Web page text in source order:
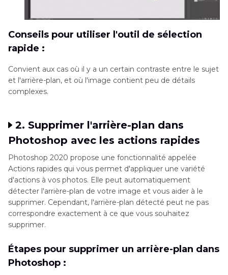
Conseils pour utiliser l'outil de sélection
rapide :
Convient aux cas où il y a un certain contraste entre le sujet
et l'arrière-plan, et où l'image contient peu de détails
complexes.
2. Supprimer l'arrière-plan dans
Photoshop avec les actions rapides
Photoshop 2020 propose une fonctionnalité appelée
Actions rapides qui vous permet d'appliquer une variété
d'actions à vos photos. Elle peut automatiquement
détecter l'arrière-plan de votre image et vous aider à le
supprimer. Cependant, l'arrière-plan détecté peut ne pas
correspondre exactement à ce que vous souhaitez
supprimer.
Étapes pour supprimer un arrière-plan dans
Photoshop :